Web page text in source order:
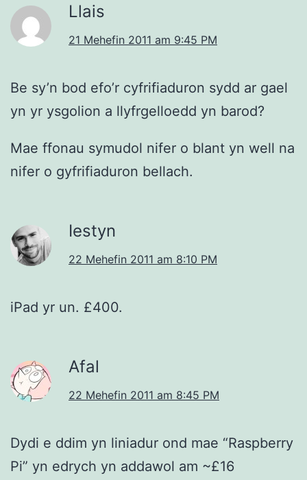
Llais
21 Mehefin 2011 am 9:45 PM
Be sy’n bod efo’r cyfrifiaduron sydd ar gael
yn yr ysgolion a llyfrgelloedd yn barod?
Mae ffonau symudol nifer o blant yn well na
nifer o gyfrifiaduron bellach.
Iestyn
22 Mehefin 2011 am 8:10 PM
iPad yr un. £400.
Afal
22 Mehefin 2011 am 8:45 PM
Dydi e ddim yn liniadur ond mae “Raspberry
Pi” yn edrych yn addawol am ~£16